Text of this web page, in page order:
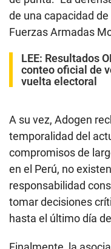
A su vez, Adogen
temporalidad del
compromisos de
en el Perú, no
responsabilidad
hasta el último día
Finalmente, la
autoridades políticas
nacionales sobre los
y modernización de
gasto, es una